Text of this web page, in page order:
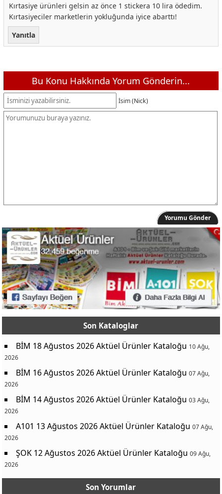
Kırtasiye ürünleri gelsin az önce 1 stickera 10 lira ödedim.
Kırtasiyeciler marketlerin yokluğunda iyice abarttı!
Yanıtla
Bu Konu Hakkında Yorum Gönderin...
İsim (Nick)
Yorumu Gönder
Son Kataloglar
BİM 18 Ağustos 2026 Aktüel Ürünler Kataloğu 10 Ağu,
2026
BİM 16 Ağustos 2026 Aktüel Ürünler Kataloğu 07 Ağu,
2026
BİM 14 Ağustos 2026 Aktüel Ürünler Kataloğu 03 Ağu,
2026
A101 13 Ağustos 2026 Aktüel Ürünler Kataloğu 07 Ağu,
2026
ŞOK 12 Ağustos 2026 Aktüel Ürünler Kataloğu 09 Ağu,
2026
Son Yorumlar